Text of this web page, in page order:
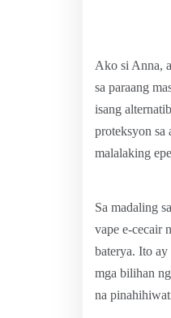
Ako si Anna,
sa paraang
isang
proteksyon sa
malalaking
Sa madaling
vape e-cecair
baterya. Ito ay
mga bilihan
na